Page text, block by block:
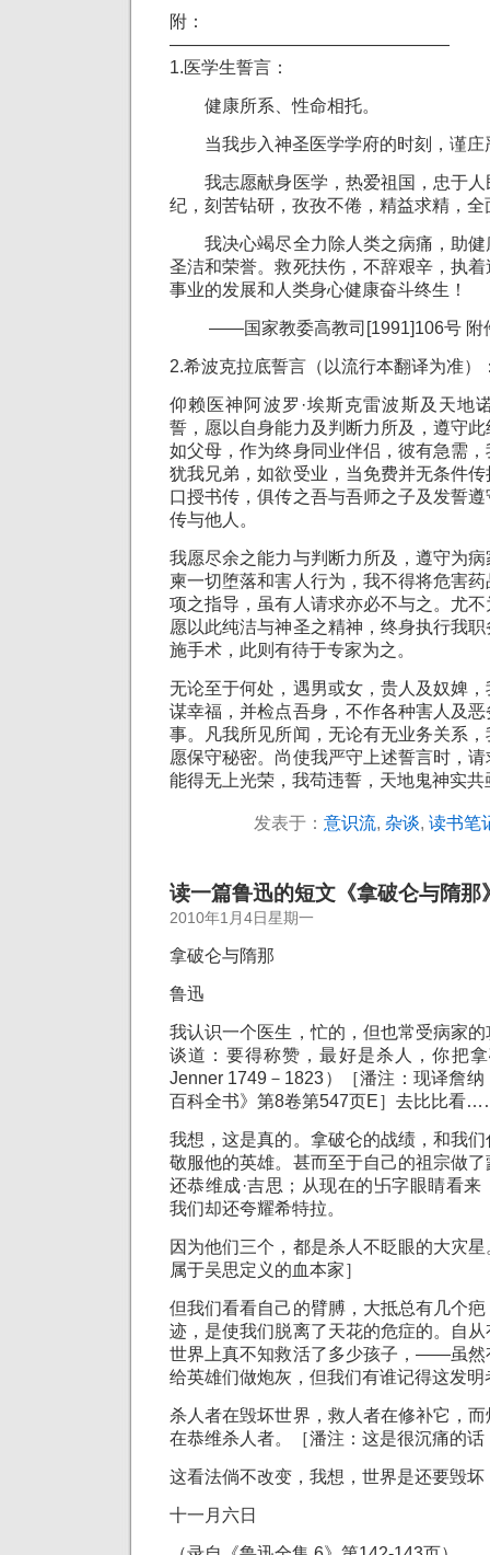
附：
————————————————
1.医学生誓言：
健康所系、性命相托。
当我步入神圣医学学府的时刻，谨庄
我志愿献身医学，热爱祖国，忠于人
纪，刻苦钻研，孜孜不倦，精益求精，全
我决心竭尽全力除人类之病痛，助健
圣洁和荣誉。救死扶伤，不辞艰辛，执
事业的发展和人类身心健康奋斗终生！
——国家教委高教司[1991]106号 附
2.希波克拉底誓言（以流行本翻译为准）
仰赖医神阿波罗·埃斯克雷波斯及天地
誓，愿以自身能力及判断力所及，遵守
如父母，作为终身同业伴侣，彼有急需
犹我兄弟，如欲受业，当免费并无条件
口授书传，俱传之吾与吾师之子及发誓
传与他人。
我愿尽余之能力与判断力所及，遵守为
柬一切堕落和害人行为，我不得将危害
项之指导，虽有人请求亦必不与之。尤
愿以此纯洁与神圣之精神，终身执行我
施手术，此则有待于专家为之。
无论至于何处，遇男或女，贵人及奴婢
谋幸福，并检点吾身，不作各种害人及
事。凡我所见所闻，无论有无业务关系
愿保守秘密。尚使我严守上述誓言时，
能得无上光荣，我苟违誓，天地鬼神实共
发表于： 意识流, 杂谈, 读书笔
读一篇鲁迅的短文《拿破仑与隋那
2010年1月4日星期一
拿破仑与隋那
鲁迅
我认识一个医生，忙的，但也常受病家
谈道：要得称赞，最好是杀人，你把
Jenner 1749－1823）［潘注：现译詹
百科全书》第8卷第547页E］去比比看
我想，这是真的。拿破仑的战绩，和我
敬服他的英雄。甚而至于自己的祖宗做
还恭维成·吉思；从现在的卐字眼睛看
我们却还夸耀希特拉。
因为他们三个，都是杀人不眨眼的大灾
属于吴思定义的血本家］
但我们看看自己的臂膊，大抵总有几个
迹，是使我们脱离了天花的危症的。自
世界上真不知救活了多少孩子，——虽然
给英雄们做炮灰，但我们有谁记得这发
杀人者在毁坏世界，救人者在修补它，
在恭维杀人者。［潘注：这是很沉痛的
这看法倘不改变，我想，世界是还要毁
十一月六日